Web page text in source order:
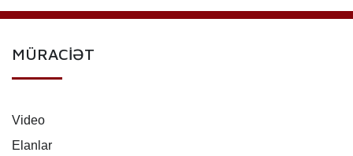
MÜRACİƏT
Video
Elanlar